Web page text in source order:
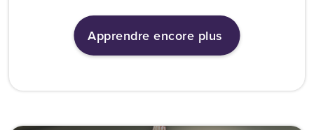
Apprendre encore plus